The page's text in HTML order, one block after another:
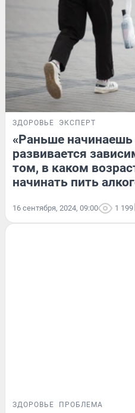
ЗДОРОВЬЕ ЭКСПЕРТ
«Раньше
развивается
том, в каком
начинать пить
16 сентября, 2024, 09:00 1 199
ЗДОРОВЬЕ ПРОБЛЕМА